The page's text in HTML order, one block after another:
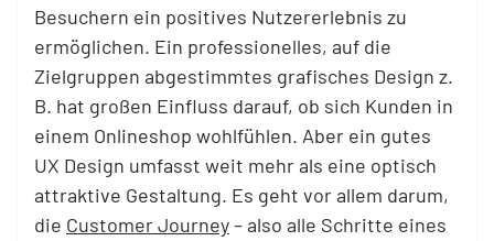
Besuchern ein positives Nutzererlebnis zu
ermöglichen. Ein professionelles, auf die
Zielgruppen abgestimmtes grafisches Design z.
B. hat großen Einfluss darauf, ob sich Kunden in
einem Onlineshop wohlfühlen. Aber ein gutes
UX Design umfasst weit mehr als eine optisch
attraktive Gestaltung. Es geht vor allem darum,
die CustomerJourney– also alle Schritte eines